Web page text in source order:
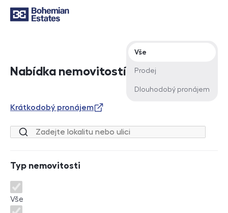
Nabídka nemovitostí
Typ nabídky
Vše
Prodej
Dlouhodobý pronájem
Krátkodobý pronájem
Lokalita nebo ulice
Typ nemovitosti
Typ nemovitosti
Vše